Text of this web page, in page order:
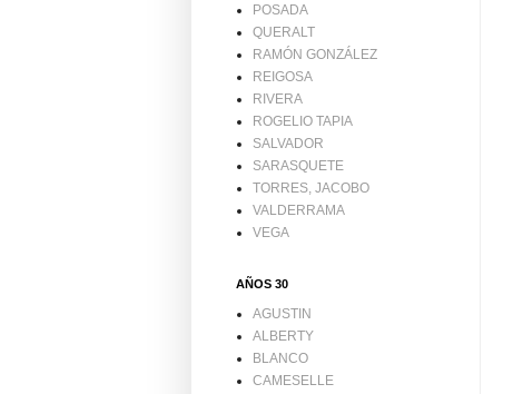
POSADA
QUERALT
RAMÓN GONZÁLEZ
REIGOSA
RIVERA
ROGELIO TAPIA
SALVADOR
SARASQUETE
TORRES, JACOBO
VALDERRAMA
VEGA
AÑOS 30
AGUSTIN
ALBERTY
BLANCO
CAMESELLE